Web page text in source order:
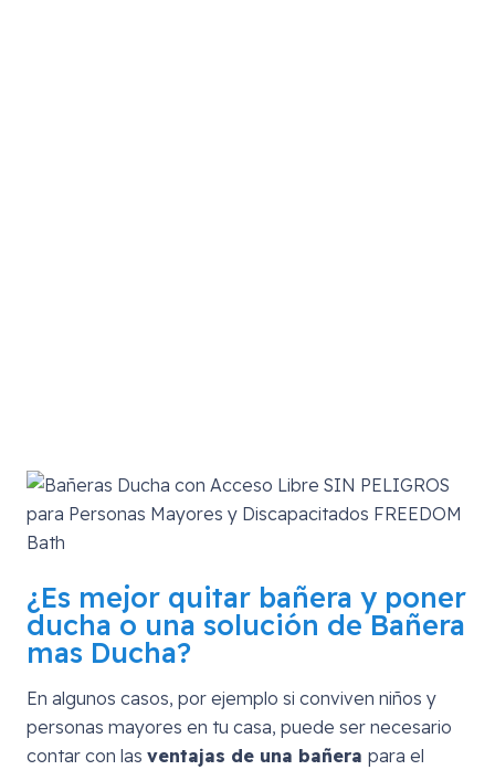
¿Es mejor quitar bañera y poner
ducha o una solución de Bañera
mas Ducha?
En algunos casos, por ejemplo si conviven niños y
personas mayores en tu casa, puede ser necesario
contar con las ventajas de una bañera para el